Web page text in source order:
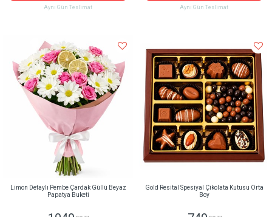
Aynı Gün Teslimat
Aynı Gün Teslimat
Limon Detaylı Pembe Çardak Güllü Beyaz
Papatya Buketi
Gold Resital Spesiyal Çikolata Kutusu Orta
Boy